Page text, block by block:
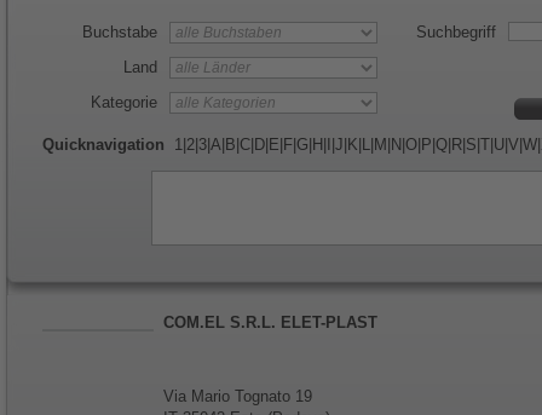
Buchstabe
Land
Kategorie
Suchbegriff
Quicknavigation 1 2 3 A B C D E F G H J K L M N O P Q R S T U V W
COM.EL S.R.L. ELET-PLAST
Via Mario Tognato 19